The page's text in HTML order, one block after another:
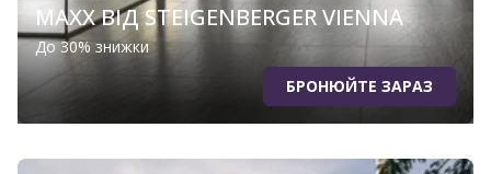
MAXX ВІД STEIGENBERGER VIENNA
До 30% знижки
БРОНЮЙТЕ ЗАРАЗ